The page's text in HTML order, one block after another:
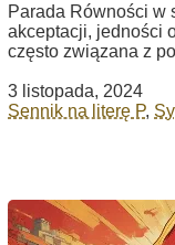
Parada Równości w
akceptacji, jedności
często związana z
3 listopada, 2024
Sennik na literę P,